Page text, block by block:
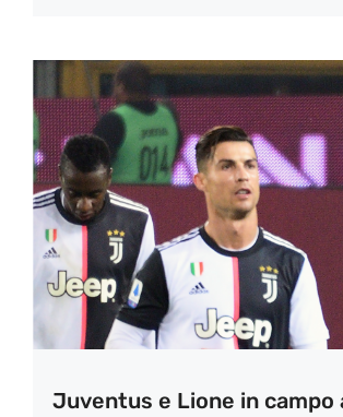
Juventus e Lione in campo